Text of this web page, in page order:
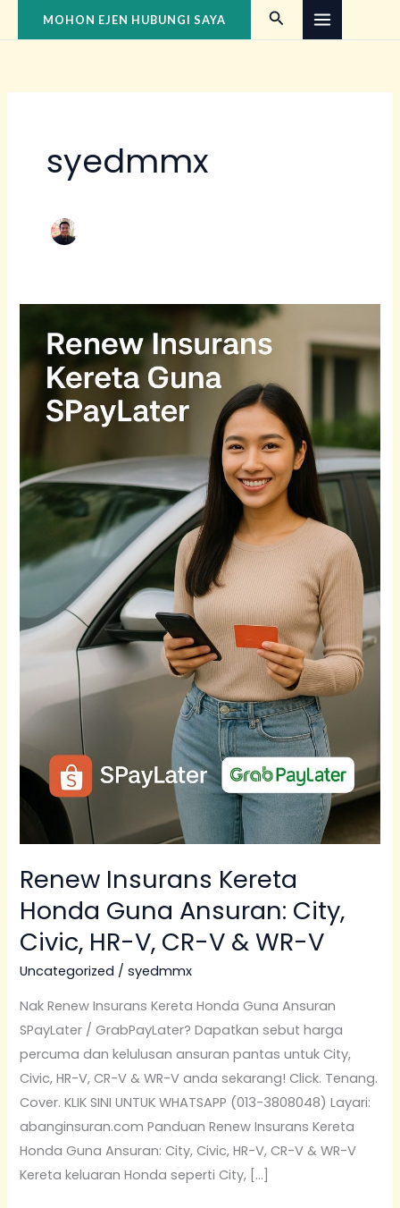
MOHON EJEN HUBUNGI SAYA Search
syedmmx
Renew Insurans Kereta
Honda Guna Ansuran: City,
Civic, HR-V, CR-V & WR-V
Uncategorized /syedmmx
Nak Renew Insurans Kereta Honda Guna Ansuran
SPayLater / GrabPayLater? Dapatkan sebut harga
percuma dan kelulusan ansuran pantas untuk City,
Civic, HR-V, CR-V & WR-V anda sekarang! Click. Tenang.
Cover. KLIK SINI UNTUK WHATSAPP (013-3808048) Layari:
abanginsuran.com Panduan Renew Insurans Kereta
Honda Guna Ansuran: City, Civic, HR-V, CR-V & WR-V
Kereta keluaran Honda seperti City, […]
Insurans
Kereta
Honda
Guna
Civic,
HR-
CR-
WR-